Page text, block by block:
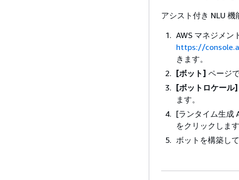
アシスト付き NLU 機
AWS マネジメン
https://
きます。
[ボット] ページ
[ボットロケール]
ます。
[ランタイム生成
をクリックします
ボットを構築し